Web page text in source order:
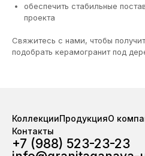
обеспечить стабильные
проекта
Свяжитесь с нами, чтобы
подобрать керамогранит под
КоллекцииПродукцияО
Контакты
+7 (988) 523-23-23